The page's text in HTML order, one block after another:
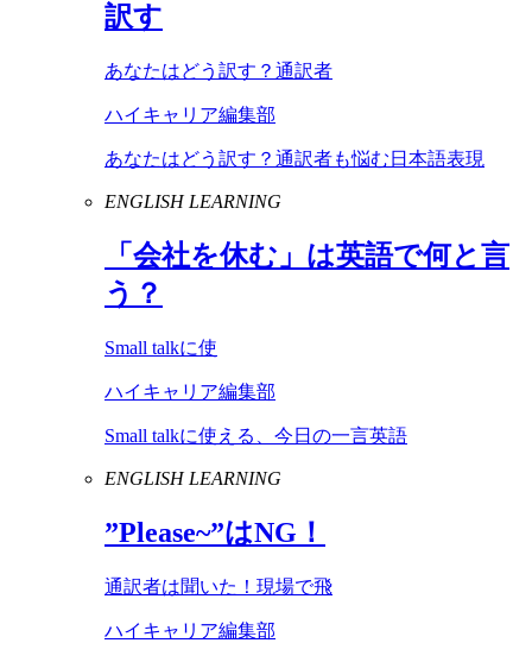
訳す
あなたはどう訳す？通訳者
ハイキャリア編集部
あなたはどう訳す？通訳者も悩む日本語表現
ENGLISH LEARNING
「会社を休む」は英語で何と言
う？
Small talkに使
ハイキャリア編集部
Small talkに使える、今日の一言英語
ENGLISH LEARNING
”Please~”はNG ！
通訳者は聞いた！現場で飛
ハイキャリア編集部